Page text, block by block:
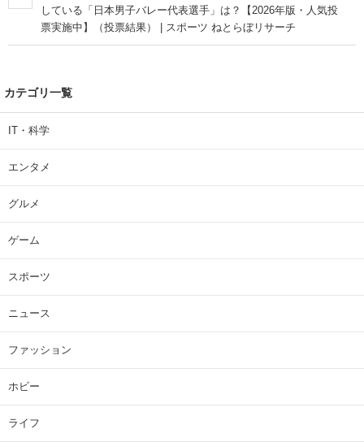
している「日本男子バレー代表選手」は？【2026年版・人気投
票実施中】（投票結果） | スポーツ ねとらぼリサーチ
カテゴリ一覧
IT・科学
エンタメ
グルメ
ゲーム
スポーツ
ニュース
ファッション
ホビー
ライフ